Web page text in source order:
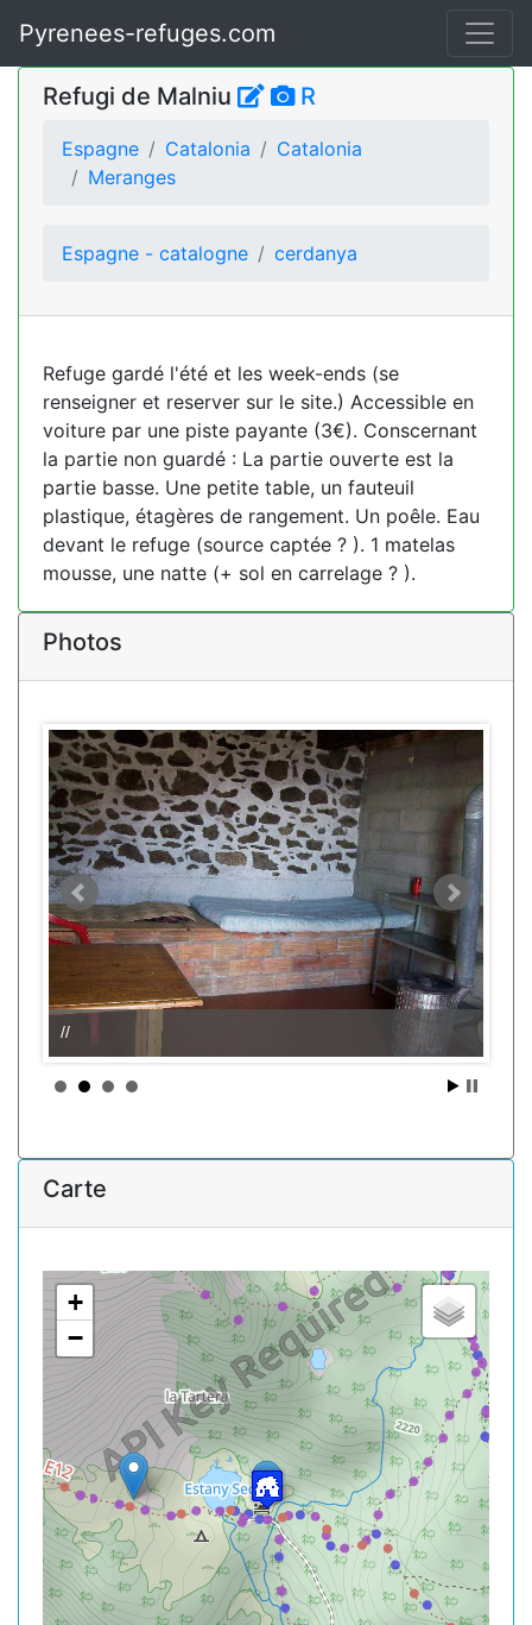
Pyrenees-refuges.com
Refugi de Malniu R
Espagne Catalonia
Catalonia
Meranges
Espagne - catalogne cerdanya
Refuge gardé l'été et les week-ends (se
renseigner et reserver sur le site.) Accessible en
voiture par une piste payante (3€). Conscernant
la partie non guardé : La partie ouverte est la
partie basse. Une petite table, un fauteuil
plastique, étagères de rangement. Un poêle. Eau
devant le refuge (source captée ? ). 1 matelas
mousse, une natte (+ sol en carrelage ? ).
Photos
//
Carte
+
−